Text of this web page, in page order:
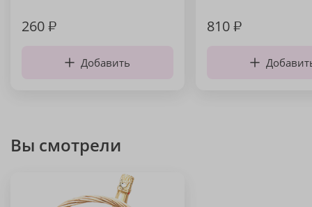
260₽
Добавить
810₽
Вы смотрели